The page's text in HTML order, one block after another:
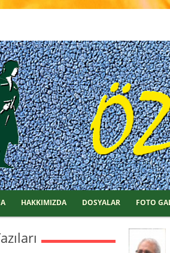
HAKKIMIZDA DOSYALAR FOTO